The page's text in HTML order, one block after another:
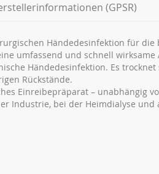
Händedesinfektion für
umfassend und schnell
Händedesinfektion. Es
Rückstände.
Einreibepräparat – unabhängig
Industrie, bei der Heimdialyse und
(GPSR)